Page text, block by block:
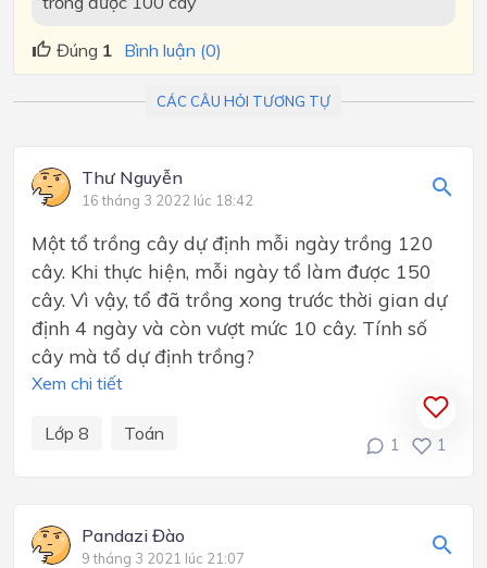
Đúng 1 Bình luận (0)
CÁC CÂU HỎI TƯƠNG TỰ
Thư Nguyễn
16 tháng 3 2022 lúc 18:42
Một tổ trồng cây dự định mỗi ngày trồng 120
cây. Khi thực hiện, mỗi ngày tổ làm được 150
cây. Vì vậy, tổ đã trồng xong trước thời gian dự
định 4 ngày và còn vượt mức 10 cây. Tính số
cây mà tổ dự định trồng?
Xem chi tiết
Lớp 8 Toán
1 1
Pandazi Đào
9 tháng 3 2021 lúc 21:07